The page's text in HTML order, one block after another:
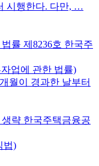
시행한다. 다만, …
률 제8236호 한국주
업에 관한 법률)
월이 경과한 날부터
략 한국주택금융공
법)